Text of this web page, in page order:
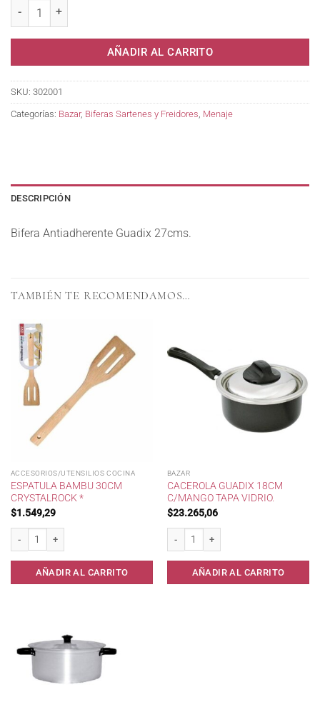
AÑADIR AL CARRITO
SKU: 302001
Categorías: Bazar, Biferas Sartenes y Freidores Menaje
DESCRIPCIÓN
Bifera Antiadherente Guadix 27cms.
TAMBIÉN TE RECOMENDAMOS…
ACCESORIOS/UTENSILIOS COCINA
ESPATULA BAMBU 30CM
CRYSTALROCK *
$1.549,29
AÑADIR AL CARRITO
BAZAR
CACEROLA GUADIX 18CM
C/MANGO TAPA VIDRIO.
$23.265,06
AÑADIR AL CARRITO